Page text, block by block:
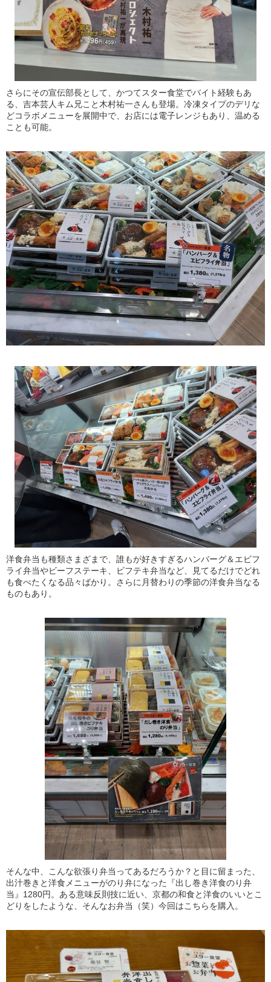
さらにその宣伝部長として、かつてスター食堂でバイト経験もあ
る、吉本芸人キム兄こと木村祐一さんも登場。冷凍タイプのデリな
どコラボメニューを展開中で、お店には電子レンジもあり、温める
ことも可能。
洋食弁当も種類さまざまで、誰もが好きすぎるハンバーグ＆エビフ
ライ弁当やビーフステーキ、ビフテキ弁当など、見てるだけでどれ
も食べたくなる品々ばかり。さらに月替わりの季節の洋食弁当なる
ものもあり。
そんな中、こんな欲張り弁当ってあるだろうか？と目に留まった、
出汁巻きと洋食メニューがのり弁になった『出し巻き洋食のり弁
当』1280円。ある意味反則技に近い、京都の和食と洋食のいいとこ
どりをしたような、そんなお弁当（笑）今回はこちらを購入。